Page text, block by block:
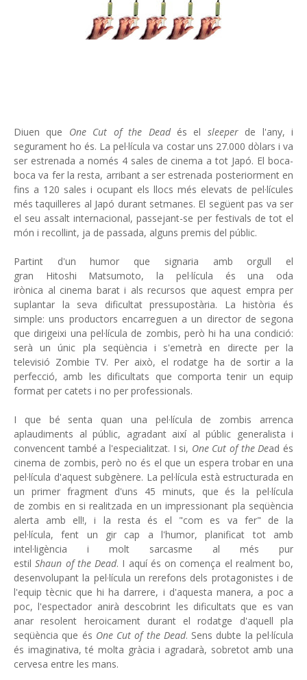
Diuen que One Cut of the Deadés el sleeper de l'any, i
segurament ho és. La pel·lícula va costar uns 27.000 dòlars i va
ser estrenada a només 4 sales de cinema a tot Japó. El boca-
boca va fer la resta, arribant a ser estrenada posteriorment en
fins a 120 sales i ocupant els llocs més elevats de pel·lícules
més taquilleres al Japó durant setmanes. El següent pas va ser
el seu assalt internacional, passejant-se per festivals de tot el
món i recollint, ja de passada, alguns premis del públic.
Partint d'un humor que signaria amb orgull el
gran Hitoshi Matsumoto, la pel·lícula és una oda
irònica al cinema barat i als recursos que aquest empra per
suplantar la seva dificultat pressupostària. La història és
simple: uns productors encarreguen a un director de segona
que dirigeixi una pel·lícula de zombis, però hi ha una condició:
serà un únic pla seqüència i s'emetrà en directe per la
televisió Zombie TV. Per això, el rodatge ha de sortir a la
perfecció, amb les dificultats que comporta tenir un equip
format per catets i no per professionals.
I que bé senta quan una pel·lícula de zombis arrenca
aplaudiments al públic, agradant així al públic generalista i
convencent també a l'especialitzat. I si, One Cut of the Dead és
cinema de zombis, però no és el que un espera trobar en una
pel·lícula d'aquest subgènere. La pel·lícula està estructurada en
un primer fragment d'uns 45 minuts, que és la pel·lícula
de zombis en si realitzada en un impressionant pla seqüència
alerta amb ell!, i la resta és el "com es va fer" de la
pel·lícula, fent un gir cap a l'humor, planificat tot amb
intel·ligència i molt sarcasme al més pur
estilShaun of the Dead. I aquí és on comença el realment bo,
desenvolupant la pel·lícula un rerefons dels protagonistes i de
l'equip tècnic que hi ha darrere, i d'aquesta manera, a poc a
poc, l'espectador anirà descobrint les dificultats que es van
anar resolent heroicament durant el rodatge d'aquell pla
seqüència que és One Cut of the Dead. Sens dubte la pel·lícula
és imaginativa, té molta gràcia i agradarà, sobretot amb una
cervesa entre les mans.